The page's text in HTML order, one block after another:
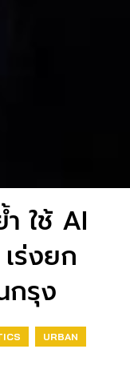
ใช้ AI
ร่งยก
รุง
URBAN